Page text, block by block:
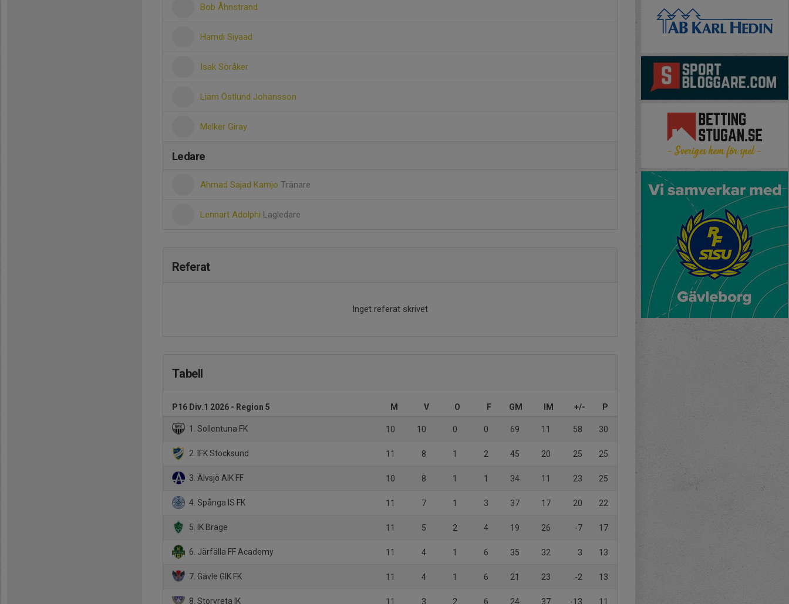
Bob Åhnstrand
Hamdi Siyaad
Isak Söråker
Liam Östlund Johansson
Melker Giray
Ledare
Ahmad Sajad Kamjo Tränare
Lennart Adolphi Lagledare
Referat
Inget referat skrivet
Tabell
P16 Div.1 2026 - Region 5 M V O F GM IM +/- P
1. Sollentuna FK 10 10 0 0 69 11 58 30
2. IFK Stocksund 11 8 1 2 45 20 25 25
3. Älvsjö AIK FF 10 8 1 1 34 11 23 25
4. Spånga IS FK 11 7 1 3 37 17 20 22
5. IK Brage 11 5 2 4 19 26 -7 17
6. Järfälla FF Academy 11 4 1 6 35 32 3 13
7. Gävle GIK FK 11 4 1 6 21 23 -2 13
8. Storvreta IK 11 3 2 6 24 37 -13 11